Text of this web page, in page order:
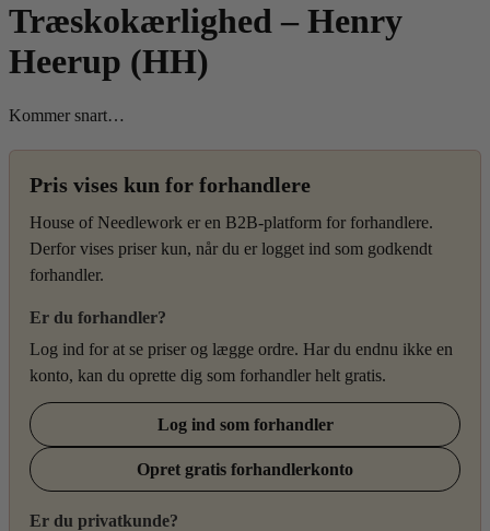
Træskokærlighed – Henry
Heerup (HH)
Kommer snart…
Pris vises kun for forhandlere
House of Needlework er en B2B-platform for forhandlere.
Derfor vises priser kun, når du er logget ind som godkendt
forhandler.
Er du forhandler?
Log ind for at se priser og lægge ordre. Har du endnu ikke en
konto, kan du oprette dig som forhandler helt gratis.
Log ind som forhandler
Opret gratis forhandlerkonto
Er du privatkunde?